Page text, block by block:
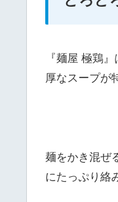
『麺屋 極鶏
厚なスープが
麺をかき混ぜ
にたっぷり絡